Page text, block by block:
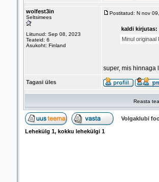
wolfest3in
Seltsimees
Liitunud: Sep 08, 2023
Teateid: 6
Asukoht: Finland
Postitatud: N nov
kaldi kirjutas:
Minul
super, mis hinnaga
Tagasi üles
Reasta
Volgaklubi
Lehekülg 1, kokku lehekülgi 1